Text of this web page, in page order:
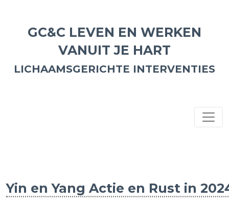
GC&C LEVEN EN WERKEN
VANUIT JE HART
LICHAAMSGERICHTE INTERVENTIES
Yin en Yang Actie en Rust in